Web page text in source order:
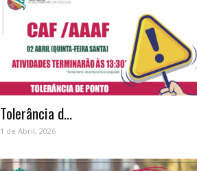
Tolerância d...
1 de Abril, 2026